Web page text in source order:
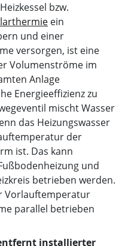
bzw.
ein
und einer
versorgen, ist eine
Volumenströme im
Anlage
Energieeffizienz zu
mischt Wasser
das Heizungswasser
der
ist. Das kann
und
betrieben werden.
Vorlauftemperatur
parallel betrieben
installierter